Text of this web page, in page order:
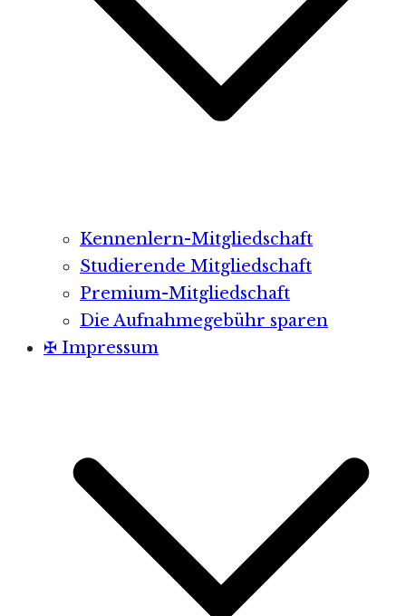
Kennenlern-Mitgliedschaft
Studierende Mitgliedschaft
Premium-Mitgliedschaft
Die Aufnahmegebühr sparen
✠ Impressum